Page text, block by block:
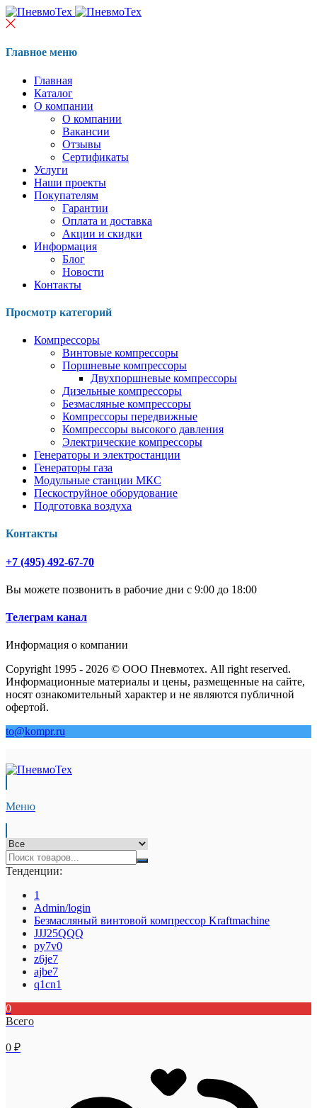
Главное меню
Главная
Каталог
О компании
О компании
Вакансии
Отзывы
Сертификаты
Услуги
Наши проекты
Покупателям
Гарантии
Оплата и доставка
Акции и скидки
Информация
Блог
Новости
Контакты
Просмотр категорий
Компрессоры
Винтовые компрессоры
Поршневые компрессоры
Двухпоршневые компрессоры
Дизельные компрессоры
Безмасляные компрессоры
Компрессоры передвижные
Компрессоры высокого давления
Электрические компрессоры
Генераторы и электростанции
Генераторы газа
Модульные станции МКС
Пескоструйное оборудование
Подготовка воздуха
Контакты
+7 (495) 492-67-70
Вы можете позвонить в рабочие дни с 9:00 до 18:00
Телеграм канал
Информация о компании
Copyright 1995 - 2026 © ООО Пневмотех. All right reserved.
Информационные материалы и цены, размещенные на сайте,
носят ознакомительный характер и не являются публичной
офертой.
to@kompr.ru
Меню
Тенденции:
1
Admin/login
Безмасляный винтовой компрессор Kraftmaсhine
JJJ25QQQ
py7v0
z6je7
ajbe7
q1cn1
0
Всего
0 ₽